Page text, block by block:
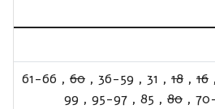
,
16
,
18
,
31
,
36-59
,
60
,
61-66
,
80
,
85
,
95-97
,
99